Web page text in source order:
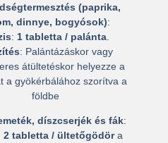
(paprika,
dinnye, bogyósok):
: 1 tabletta / palánta
: Palántázáskor vagy
átültetéskor helyezze a
a gyökérbálához szorítva a
földbe
díszcserjék és fák:
2 tabletta / ültetőgödöra